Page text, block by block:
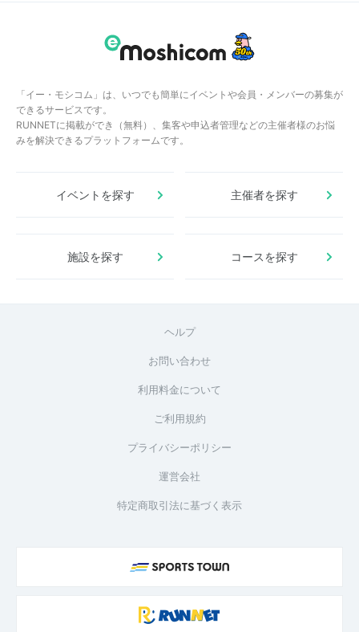
「イー・モシコム」は、いつでも簡単にイベントや会員・メンバーの募集が
できるサービスです。
RUNNETに掲載ができ（無料）、集客や申込者管理などの主催者様のお悩
みを解決できるプラットフォームです。
イベントを探す 主催者を探す
施設を探す コースを探す
ヘルプ
お問い合わせ
利用料金について
ご利用規約
プライバシーポリシー
運営会社
特定商取引法に基づく表示